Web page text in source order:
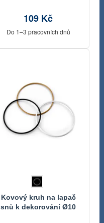
109 Kč
Do 1–3 pracovních dnů
Kovový kruh na lapač
snů k dekorování Ø10